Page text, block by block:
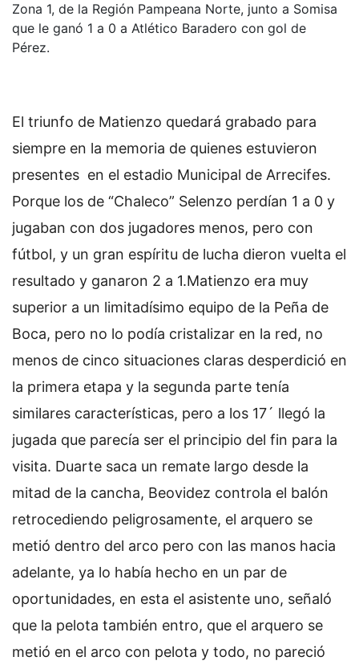
Zona 1, de la Región Pampeana Norte, junto a Somisa
que le ganó 1 a 0 a Atlético Baradero con gol de
Pérez.
El triunfo de Matienzo quedará grabado para
siempre en la memoria de quienes estuvieron
presentes en el estadio Municipal de Arrecifes.
Porque los de “Chaleco” Selenzo perdían 1 a 0 y
jugaban con dos jugadores menos, pero con
fútbol, y un gran espíritu de lucha dieron vuelta el
resultado y ganaron 2 a 1.Matienzo era muy
superior a un limitadísimo equipo de la Peña de
Boca, pero no lo podía cristalizar en la red, no
menos de cinco situaciones claras desperdició en
la primera etapa y la segunda parte tenía
similares características, pero a los 17´ llegó la
jugada que parecía ser el principio del fin para la
visita. Duarte saca un remate largo desde la
mitad de la cancha, Beovidez controla el balón
retrocediendo peligrosamente, el arquero se
metió dentro del arco pero con las manos hacia
adelante, ya lo había hecho en un par de
oportunidades, en esta el asistente uno, señaló
que la pelota también entro, que el arquero se
metió en el arco con pelota y todo, no pareció